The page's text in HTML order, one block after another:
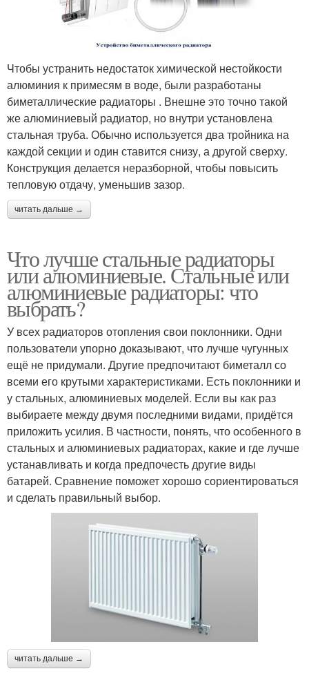
Чтобы устранить недостаток химической нестойкости
алюминия к примесям в воде, были разработаны
биметаллические радиаторы . Внешне это точно такой
же алюминиевый радиатор, но внутри установлена
стальная труба. Обычно используется два тройника на
каждой секции и один ставится снизу, а другой сверху.
Конструкция делается неразборной, чтобы повысить
тепловую отдачу, уменьшив зазор.
читать дальше →
Что лучше стальные радиаторы
или алюминиевые. Стальные или
алюминиевые радиаторы: что
выбрать?
У всех радиаторов отопления свои поклонники. Одни
пользователи упорно доказывают, что лучше чугунных
ещё не придумали. Другие предпочитают биметалл со
всеми его крутыми характеристиками. Есть поклонники и
у стальных, алюминиевых моделей. Если вы как раз
выбираете между двумя последними видами, придётся
приложить усилия. В частности, понять, что особенного в
стальных и алюминиевых радиаторах, какие и где лучше
устанавливать и когда предпочесть другие виды
батарей. Сравнение поможет хорошо сориентироваться
и сделать правильный выбор.
читать дальше →